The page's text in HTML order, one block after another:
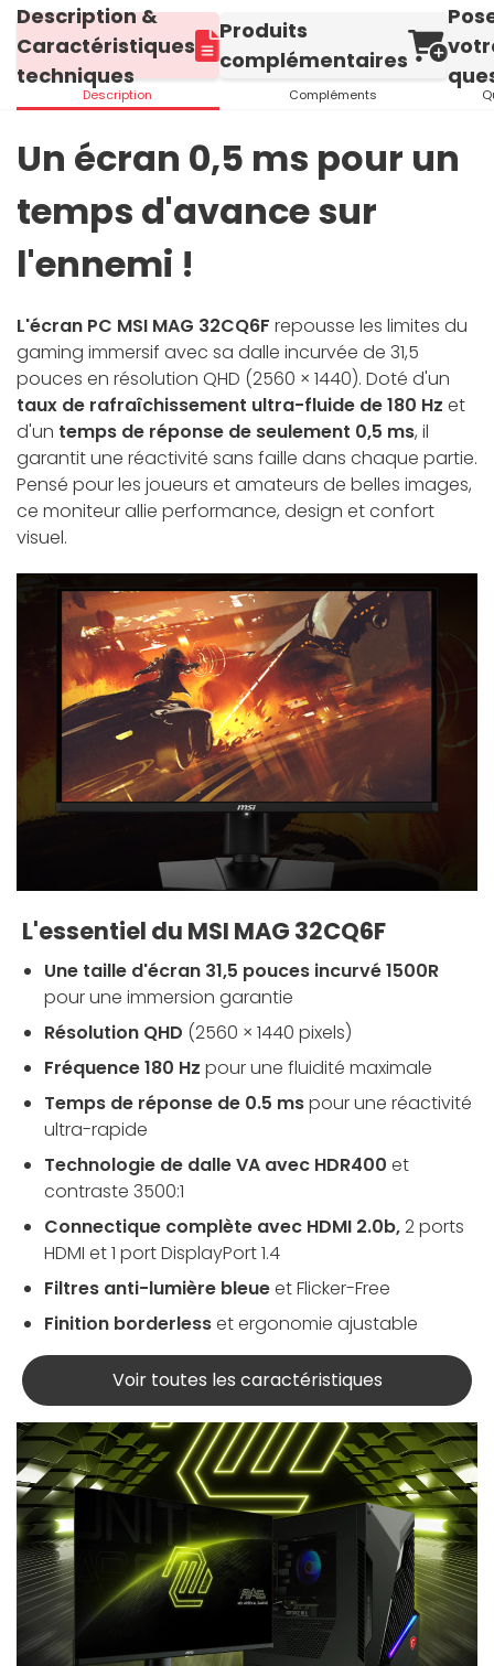
Description &
Caractéristiques
techniques
Description
Produits
complémentaires
Compléments
Un écran 0,5 ms pour un
temps d'avance sur
l'ennemi !
L'écran PC MSI MAG 32CQ6F repousse les limites du
gaming immersif avec sa dalle incurvée de 31,5
pouces en résolution QHD (2560 × 1440). Doté d'un
taux de rafraîchissement ultra-fluide de 180 Hz et
d'un temps de réponse de seulement 0,5 ms, il
garantit une réactivité sans faille dans chaque partie.
Pensé pour les joueurs et amateurs de belles images,
ce moniteur allie performance, design et confort
visuel.
L'essentiel du MSI MAG 32CQ6F
Une taille d'écran 31,5 pouces incurvé 1500R
pour une immersion garantie
Résolution QHD (2560 × 1440 pixels)
Fréquence 180 Hz pour une fluidité maximale
Temps de réponse de 0.5 mspour une réactivité
ultra-rapide
Technologie de dalle VA avec HDR400 et
contraste 3500:1
Connectique complète avec HDMI 2.0b,2 ports
HDMI et 1 port DisplayPort 1.4
Filtres anti-lumière bleueet Flicker-Free
Finition borderlesset ergonomie ajustable
Voir toutes les caractéristiques